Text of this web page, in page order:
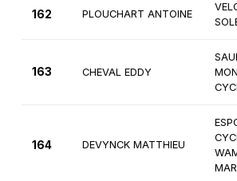
162 PLOUCHART ANTOINE
163 CHEVAL EDDY
164 DEVYNCK MATTHIEU